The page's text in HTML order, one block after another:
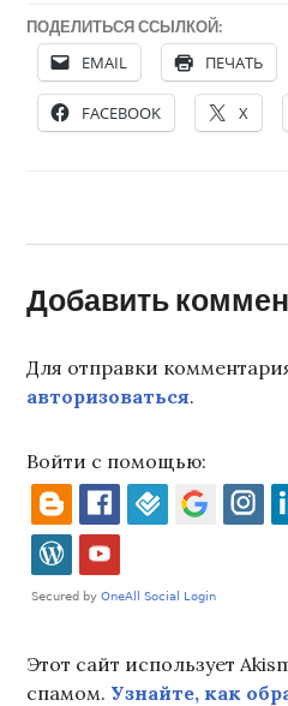
ПОДЕЛИТЬСЯ ССЫЛКОЙ:
EMAIL ПЕЧАТЬ
FACEBOOK X
Добавить
Для отправки
авторизоваться.
Войти с помощью:
Этот сайт использует
спамом. Узнайте, как